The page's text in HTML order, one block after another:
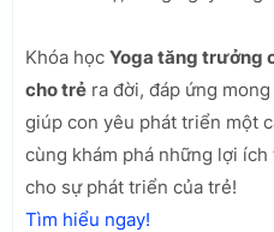
Khóa học Yoga tăng trưởng
cho trẻ ra đời, đáp ứng
giúp con yêu phát triển một
cùng khám phá những lợi
cho sự phát triển của trẻ!
Tìm hiểu ngay!